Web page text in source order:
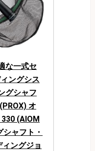
な一式セ
ングシス
グシャフ
オ
(AIOM
ャフト・
ングジョ